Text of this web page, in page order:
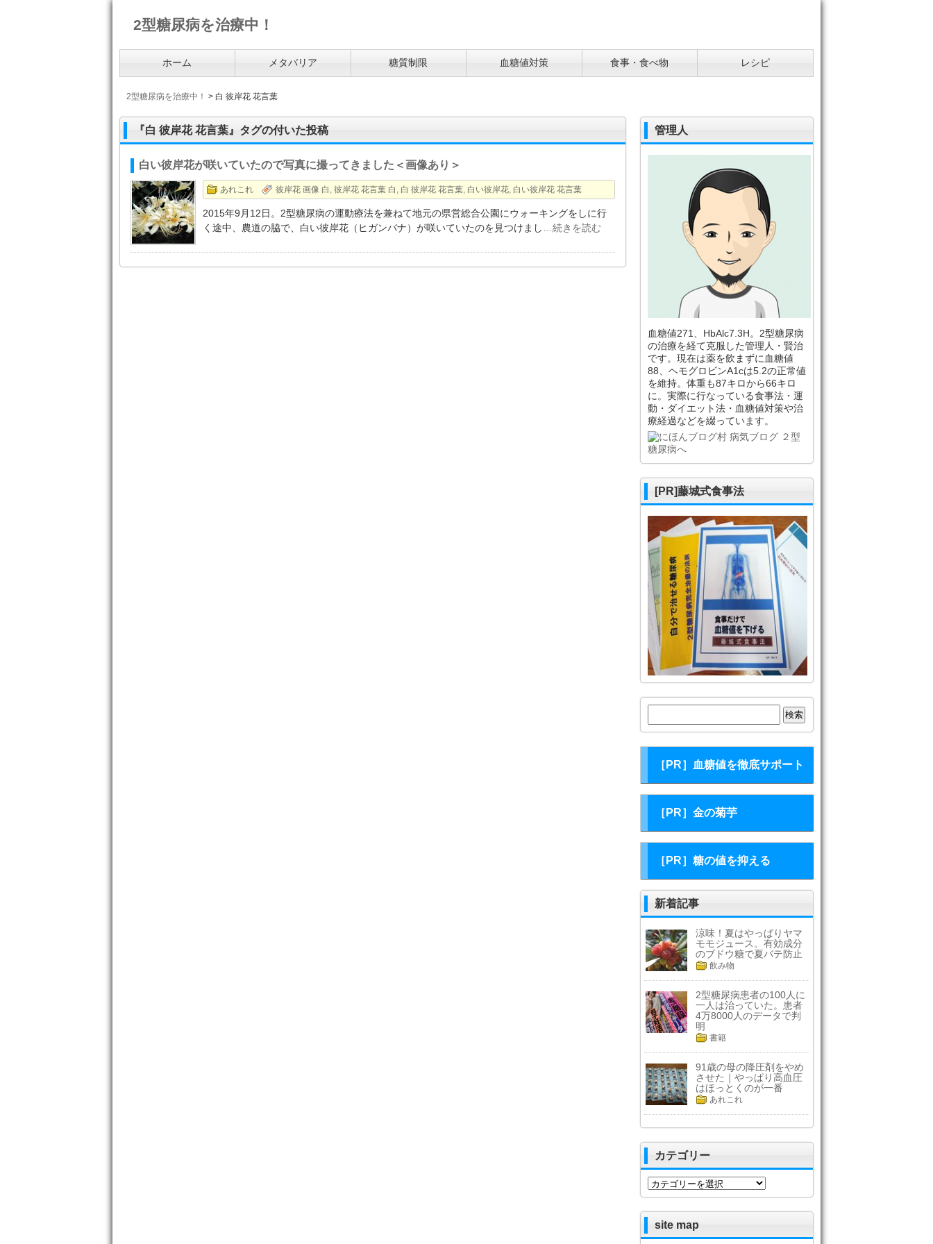
2型糖尿病を治療中！
ホーム メタバリア 糖質制限 血糖値対策 食事・食べ物 レシピ
2型糖尿病を治療中！ > 白 彼岸花 花言葉
『白 彼岸花 花言葉』タグの付いた投稿
白い彼岸花が咲いていたので写真に撮ってきました＜画像あり＞
あれこれ 彼岸花 画像 白 , 彼岸花 花言葉 白 , 白 彼岸花 花言葉, 白い彼岸花, 白い彼岸花 花言葉
2015年9月12日。2型糖尿病の運動療法を兼ねて地元の県営総合公園にウォーキングをしに行
く途中、農道の脇で、白い彼岸花（ヒガンバナ）が咲いていたのを見つけまし
…続きを読む
管理人
血糖値271、HbAlc7.3H。2型糖尿病
の治療を経て克服した管理人・賢治
です。現在は薬を飲まずに血糖値
88、ヘモグロビンA1cは5.2の正常値
を維持。体重も87キロから66キロ
に。実際に行なっている食事法・運
動・ダイエット法・血糖値対策や治
療経過などを綴っています。
[PR]藤城式食事法
索:
［PR］血糖値を徹底サポート
［PR］金の菊芋
［PR］糖の値を抑える
新着記事
涼味！夏はやっぱりヤマ
モモジュース。有効成分
のブドウ糖で夏バテ防止
飲み物
2型糖尿病患者の100人に
一人は治っていた。患者
4万8000人のデータで判
明
書籍
91歳の母の降圧剤をやめ
させた｜やっぱり高血圧
はほっとくのが一番
あれこれ
カテゴリー
カ
リ
ー
site map